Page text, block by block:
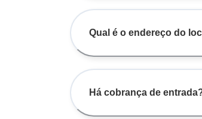
Qual é o endereço do
Há cobrança de